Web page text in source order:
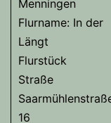
Menningen
Flurname: In der
Längt
Flurstück
Straße
16